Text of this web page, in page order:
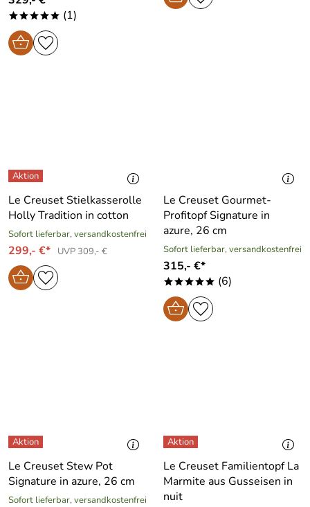
***** (1)
Le Creuset Stielkasserolle
Holly Tradition in cotton
Sofort lieferbar, versandkostenfrei
299,- €* UVP 309,- €
Le Creuset Gourmet-
Profitopf Signature in
azure, 26 cm
Sofort lieferbar, versandkostenfrei
315,- €*
***** (6)
Le Creuset Stew Pot
Signature in azure, 26 cm
Sofort lieferbar, versandkostenfrei
Le Creuset Familientopf La
Marmite aus Gusseisen in
nuit